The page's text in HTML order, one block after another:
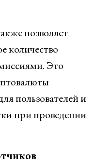
позволяет
количество
Это
пользователей и
при проведении